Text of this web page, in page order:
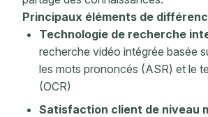
Principaux éléments de
Technologie de recherche
recherche vidéo intégrée basée
les mots prononcés (ASR) et le
(OCR)
Satisfaction client de niveau